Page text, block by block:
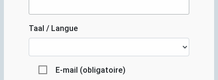
Taal / Langue
E-mail (obligatoire)